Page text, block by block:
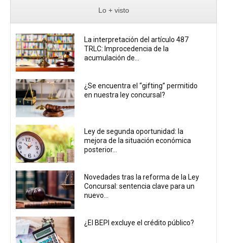
Lo + visto
La interpretación del artículo 487
TRLC: Improcedencia de la
acumulación de...
¿Se encuentra el “gifting” permitido
en nuestra ley concursal?
Ley de segunda oportunidad: la
mejora de la situación económica
posterior...
Novedades tras la reforma de la Ley
Concursal: sentencia clave para un
nuevo...
¿El BEPI excluye el crédito público?